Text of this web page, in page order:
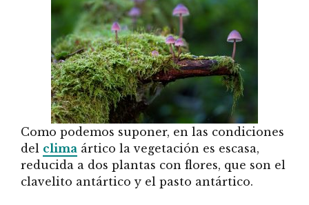
Como podemos suponer, en las condiciones
del clima ártico la vegetación es escasa,
reducida a dos plantas con flores, que son el
clavelito antártico y el pasto antártico.